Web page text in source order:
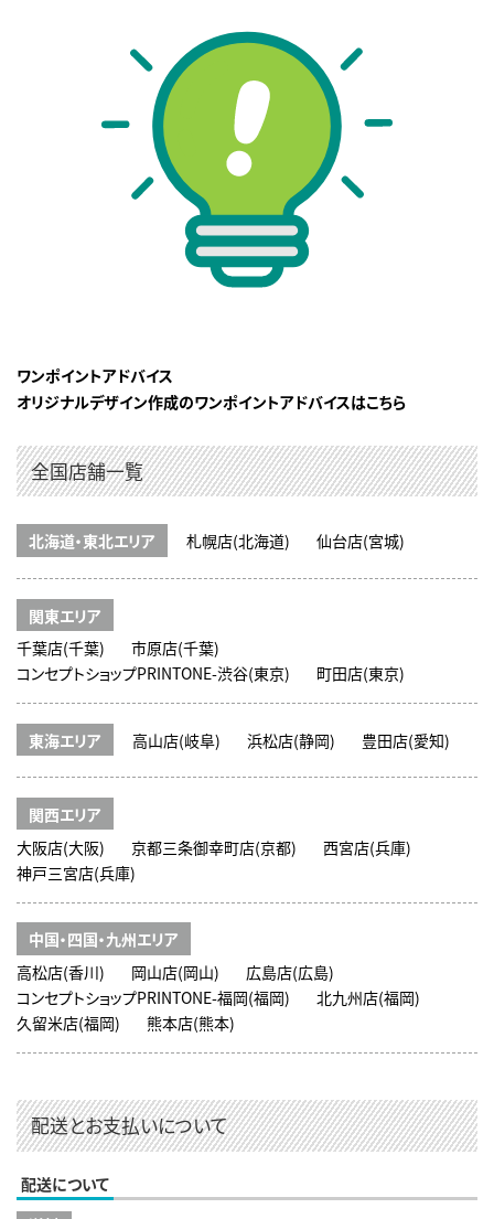
ワンポイントアドバイス
オリジナルデザイン作成のワンポイントアドバイスはこちら
全国店舗一覧
北海道・東北エリア 札幌店(北海道) 仙台店(宮城)
関東エリア
千葉店(千葉)
市原店(千葉)
コンセプトショップPRINTONE-渋谷(東京)
町田店(東京)
東海エリア 高山店(岐阜) 浜松店(静岡) 豊田店(愛知)
関西エリア
大阪店(大阪)
京都三条御幸町店(京都)
西宮店(兵庫)
神戸三宮店(兵庫)
中国・四国・九州エリア
高松店(香川)
岡山店(岡山)
広島店(広島)
コンセプトショップPRINTONE-福岡(福岡)
北九州店(福岡)
久留米店(福岡)
熊本店(熊本)
配送とお支払いについて
配送について